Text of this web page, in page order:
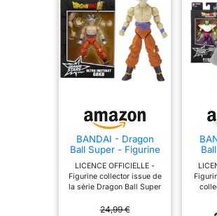
BANDAI - Dragon
Ball Super - Figurine
Goku Ultra Instinct -
Licence Officielle
Dragon Ball -
Goku - Jouet Enfant
LICENCE OFFICIELLE -
Figurine collector issue de
la série Dragon Ball Super
Personnage : Goku Ultra
24,99 €